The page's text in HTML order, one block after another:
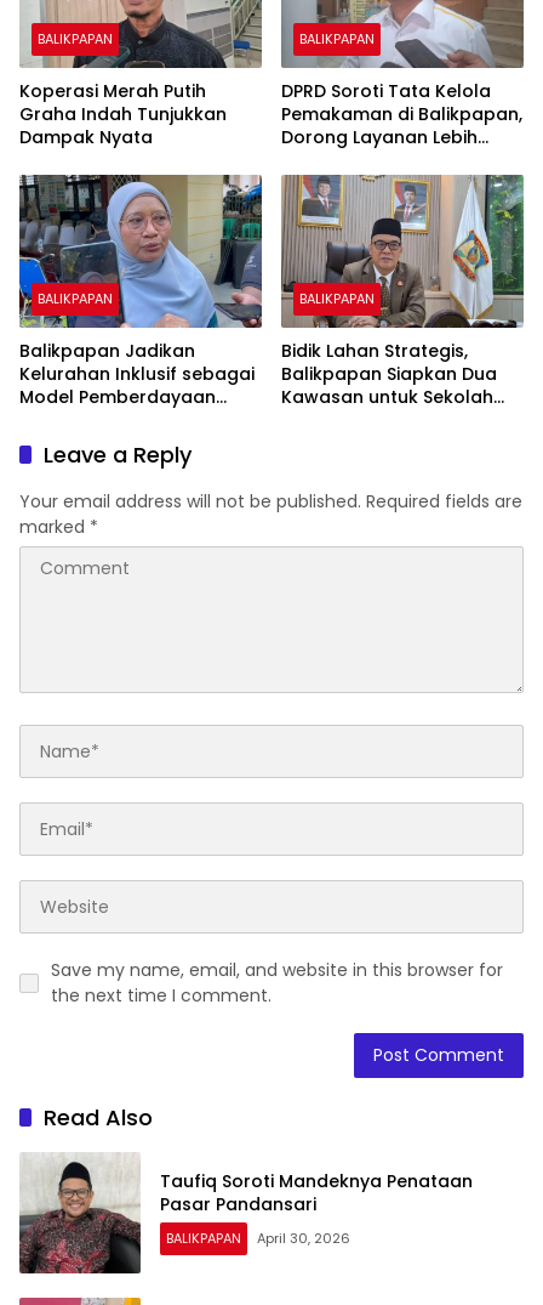
BALIKPAPAN
Koperasi Merah Putih
Graha Indah Tunjukkan
Dampak Nyata
BALIKPAPAN
DPRD Soroti Tata Kelola
Pemakaman di Balikpapan,
Dorong Layanan Lebih
Biaya Warga
BALIKPAPAN
Balikpapan Jadikan
Kelurahan Inklusif sebagai
Model Pemberdayaan
BALIKPAPAN
Bidik Lahan Strategis,
Balikpapan Siapkan Dua
Kawasan untuk Sekolah
Leave a Reply
Your email address will not be published. Required fields are
marked *
Save my name, email, and website in this browser for
the next time I comment.
Read Also
Taufiq Soroti Mandeknya Penataan
Pasar Pandansari
BALIKPAPAN April 30, 2026